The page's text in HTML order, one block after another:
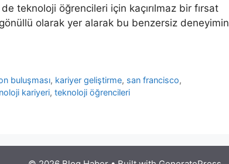
teknoloji öğrencileri için kaçırılmaz bir fırsat
olarak yer alarak bu benzersiz deneyimin
buluşması, kariyer geliştirme, san francisco,
kariyeri, teknoloji öğrencileri